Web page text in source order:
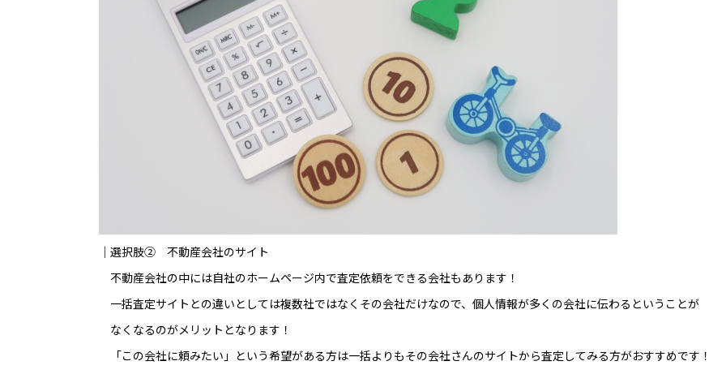
｜選択肢② 不動産会社のサイト
不動産会社の中には自社のホームページ内で査定依頼をできる会社もあります！
一括査定サイトとの違いとしては複数社ではなくその会社だけなので、個人情報が多くの会社に伝わるということが
なくなるのがメリットとなります！
「この会社に頼みたい」という希望がある方は一括よりもその会社さんのサイトから査定してみる方がおすすめです！